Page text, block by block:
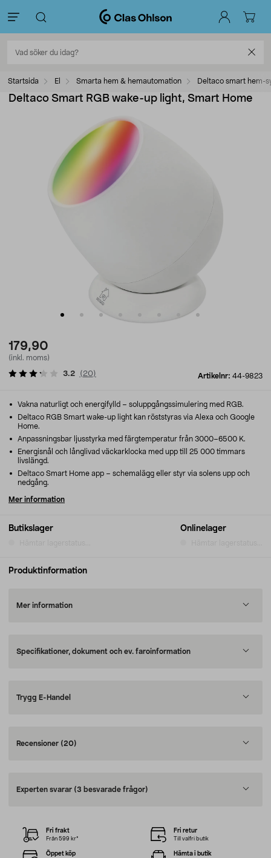
Startsida El Smarta hem & hemautomation Deltaco smart hem-
Deltaco Smart RGB wake-up light, Smart Home
179,90
(inkl. moms)
Artikelnr: 44-9823
3.2 ( 20)
Butikslager Onlinelager
Vakna naturligt och energifylld – soluppgångssimulering med RGB.
Deltaco RGB Smart wake-up light kan röststyras via Alexa och Google
Home.
Anpassningsbar ljusstyrka med färgtemperatur från 3000–6500 K.
Energisnål och långlivad väckarklocka med upp till 25 000 timmars
livslängd.
Deltaco Smart Home app – schemalägg eller styr via solens upp och
nedgång.
Mer information
Produktinformation
Mer information
Specifikationer, dokument och ev. faroinformation
Trygg E-Handel
Recensioner (20)
Experten svarar (3 besvarade frågor)
Fri frakt
Från 599 kr*
Fri retur
Till valfri butik
Öppet köp Hämta i butik